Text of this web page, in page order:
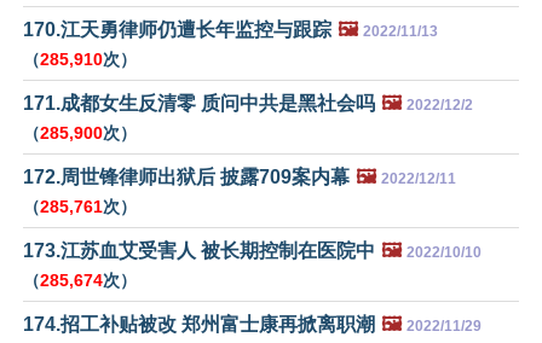
170.江天勇律师仍遭长年监控与跟踪 🖼️ 2022/11/13
（285,910次）
171.成都女生反清零 质问中共是黑社会吗 🖼️ 2022/12/2
（285,900次）
172.周世锋律师出狱后 披露709案内幕 🖼️ 2022/12/11
（285,761次）
173.江苏血艾受害人 被长期控制在医院中 🖼️ 2022/10/10
（285,674次）
174.招工补贴被改 郑州富士康再掀离职潮 🖼️ 2022/11/29